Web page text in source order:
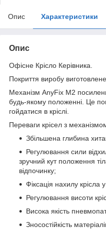
Опис Характеристики
Опис
Офісне Крісло Керівника.
Покриття виробу
Механізм AnyFix М2
будь-якому положенні. Це
гойдатися в кріслі.
Переваги крісел з
Збільшена глибина
Регулювання сили
зручний кут положення
відпочинку;
Фіксація нахилу крісла
Регулювання висоти
Висока якість
Зносостійкість